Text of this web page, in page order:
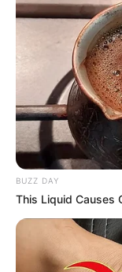
11:33 / 06 Avqust
müştərini
79
BUZZ DAY
This Liquid Causes